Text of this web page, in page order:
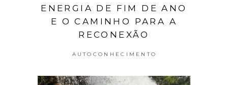
ENERGIA DE FIM DE ANO
E O CAMINHO PARA A
RECONEXÃO
AUTOCONHECIMENTO